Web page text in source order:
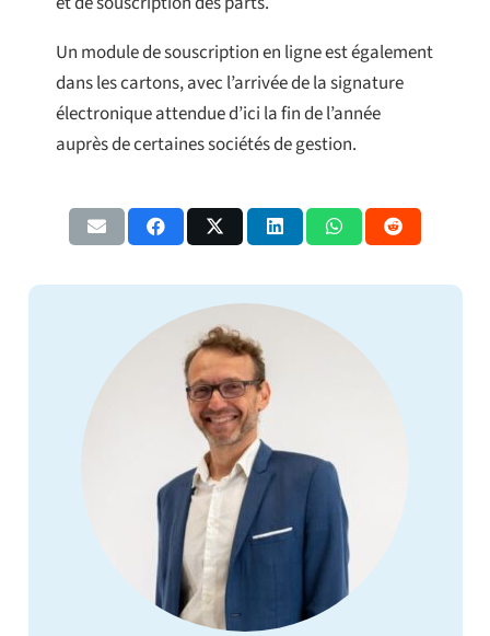
Un module de souscription en ligne est également
dans les cartons, avec l’arrivée de la signature
électronique attendue d’ici la fin de l’année
auprès de certaines sociétés de gestion.